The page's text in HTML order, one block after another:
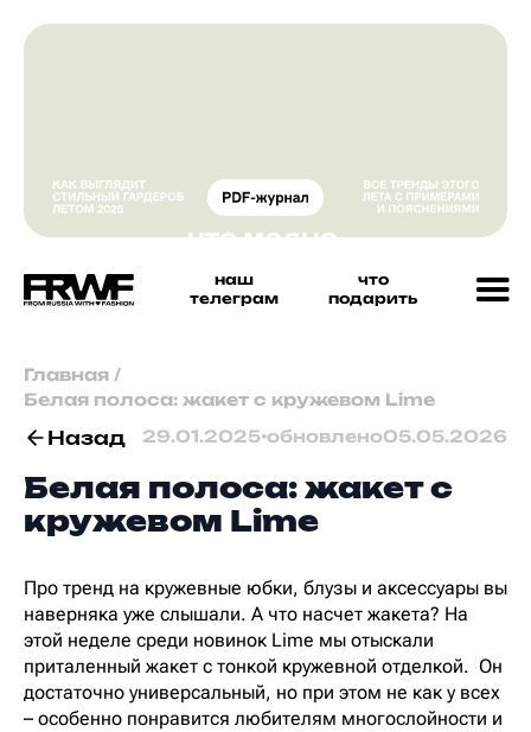
наш
телеграм
что
подарить
Главная /
Белая полоса: жакет с кружевом Lime
Назад 29.01.2025•обновлено05.05.2026
Белая полоса: жакет с
кружевом Lime
Про тренд на кружевные юбки, блузы и аксессуары вы
наверняка уже слышали. А что насчет жакета? На
этой неделе среди новинок Lime мы отыскали
приталенный жакет с тонкой кружевной отделкой. Он
достаточно универсальный, но при этом не как у всех
– особенно понравится любителям многослойности и